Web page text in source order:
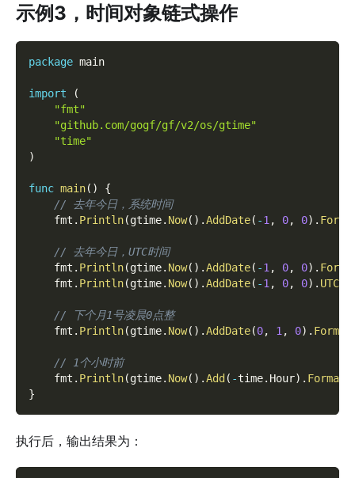
示例3，时间对象链式操作
package main
import
(
"fmt"
"github.com/gogf/gf/v2/os/gtime"
"time"
)
func main( )
{
// 去年今日，系统时间
    fmt
. Println(gtime. Now( ) .AddDate( -1 , 0, 0) .
// 去年今日，UTC时间
    fmt
. Println(gtime. Now( ) .AddDate( -1 , 0, 0) .
    fmt
. Println(gtime. Now( ) .AddDate( -1 , 0, 0) . UTC
// 下个月1号凌晨0点整
    fmt
. Println(gtime. Now( ) .AddDate(0, 1 , 0) . Format
// 1个小时前
    fmt
. Println(gtime. Now( ) .Add ( -time. Hour) . Format
}
执行后，输出结果为：